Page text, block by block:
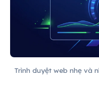
Trình duyệt web nhẹ và